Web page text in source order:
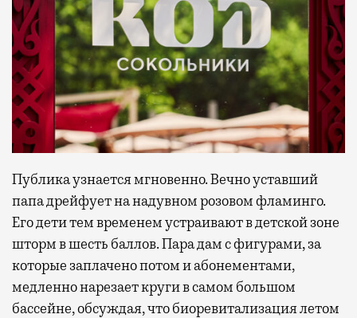
Публика узнается мгновенно. Вечно уставший
папа дрейфует на надувном розовом фламинго.
Его дети тем временем устраивают в детской зоне
шторм в шесть баллов. Пара дам с фигурами, за
которые заплачено потом и абонементами,
медленно нарезает круги в самом большом
бассейне, обсуждая, что биоревитализация летом